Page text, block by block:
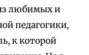
любимых и
педагогики,
к которой